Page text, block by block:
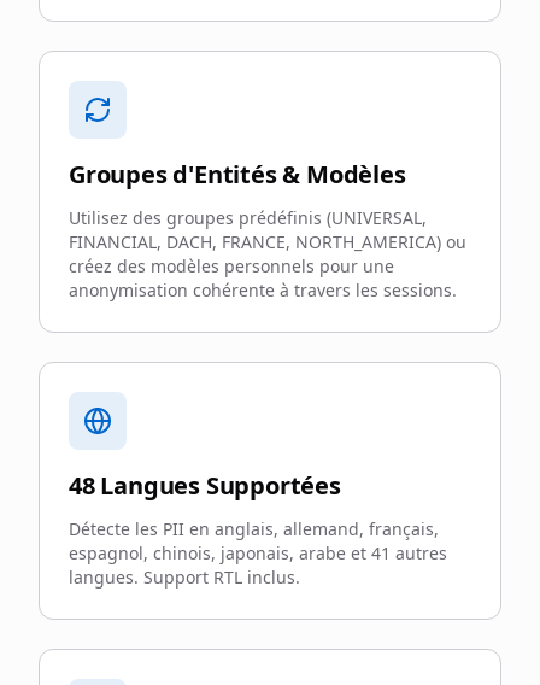
Groupes d'Entités & Modèles
Utilisez des groupes prédéfinis (UNIVERSAL,
FINANCIAL, DACH, FRANCE, NORTH_AMERICA) ou
créez des modèles personnels pour une
anonymisation cohérente à travers les sessions.
48 Langues Supportées
Détecte les PII en anglais, allemand, français,
espagnol, chinois, japonais, arabe et 41 autres
langues. Support RTL inclus.